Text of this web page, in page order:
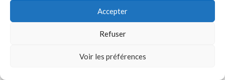
Accepter
Refuser
Voir les préférences